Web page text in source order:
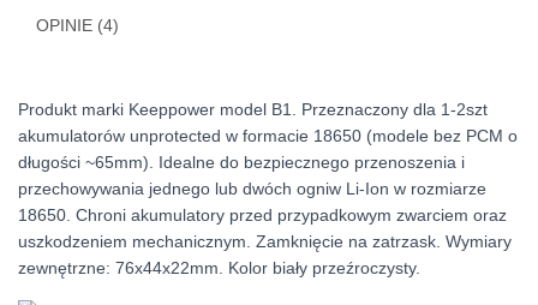
OPINIE (4)
Produkt marki Keeppower model B1. Przeznaczony dla 1-2szt
akumulatorów unprotected w formacie 18650 (modele bez PCM o
długości ~65mm). Idealne do bezpiecznego przenoszenia i
przechowywania jednego lub dwóch ogniw Li-Ion w rozmiarze
18650. Chroni akumulatory przed przypadkowym zwarciem oraz
uszkodzeniem mechanicznym. Zamknięcie na zatrzask. Wymiary
zewnętrzne: 76x44x22mm. Kolor biały przeźroczysty.